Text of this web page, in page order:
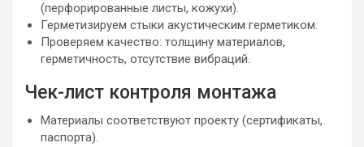
(перфорированные листы, кожухи).
Герметизируем стыки акустическим герметиком.
Проверяем качество: толщину материалов,
герметичность, отсутствие вибраций.
Чек-лист контроля монтажа
Материалы соответствуют проекту (сертификаты,
паспорта).